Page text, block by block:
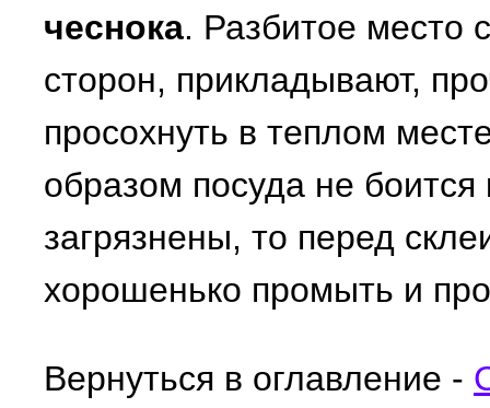
чеснока. Разбитое место
сторон, прикладывают,
просохнуть в теплом
образом посуда не
загрязнены, то перед
хорошенько промыть и
Вернуться в оглавление -